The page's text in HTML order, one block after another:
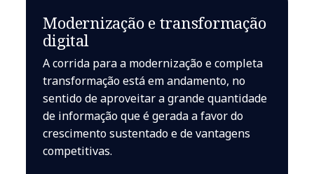
Modernização e transformação
digital
A corrida para a modernização e completa
transformação está em andamento, no
sentido de aproveitar a grande quantidade
de informação que é gerada a favor do
crescimento sustentado e de vantagens
competitivas.